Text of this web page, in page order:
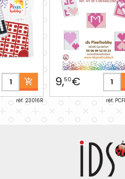
réf. 23016R
9,50€
réf.